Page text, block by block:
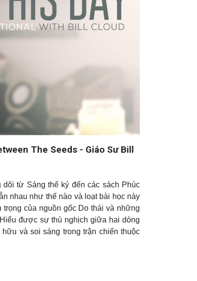
The Seeds - Giáo Sư Bill
từ Sáng thế ký đến các sách Phúc
nhau như thế nào và loạt bài học này
của nguồn gốc Do thái và những
được sự thù nghịch giữa hai dòng
và soi sáng trong trận chiến thuộc